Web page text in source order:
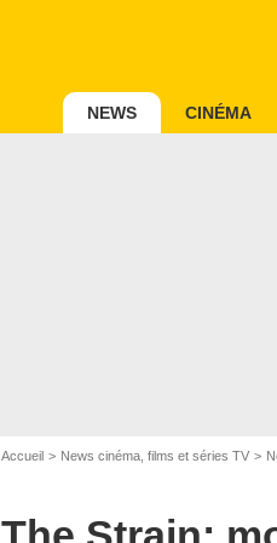
NEWS CINÉMA
Accueil News cinéma, films et séries TV